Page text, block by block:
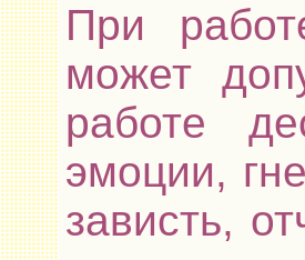
При
может
работе
эмоции,
зависть,